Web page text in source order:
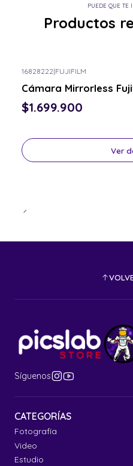
PUEDE QUE TE
Productos
16828222|FUJIFILM
Cámara Mirrorless
$1.699.900
Ver
Síguenos
CATEGORÍAS
Fotografía
Video
Estudio